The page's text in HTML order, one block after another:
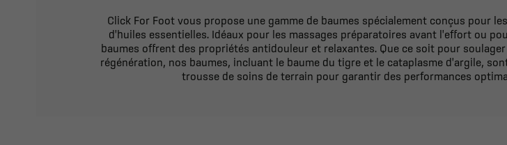
Click For Foot vous propose une gamme de baumes spécialement conçus pour
d'huiles essentielles. Idéaux pour les massages préparatoires avant l'effort ou
baumes offrent des propriétés antidouleur et relaxantes. Que ce soit pour
régénération, nos baumes, incluant le baume du tigre et le cataplasme d'argile,
trousse de soins de terrain pour garantir des performances